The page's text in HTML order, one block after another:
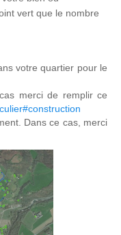
vert que le nombre
votre quartier pour le
merci de remplir ce
Dans ce cas, merci